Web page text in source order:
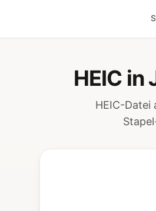
HEIC in
HEIC-Datei